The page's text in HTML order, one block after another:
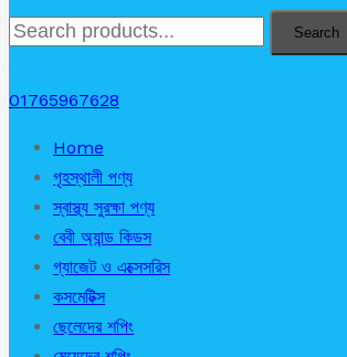
Search
01765967628
Home
গৃহস্থালী পণ্য
স্বাস্থ্য সুরক্ষা পণ্য
বেবী অ্যান্ড কিডস
গ্যাজেট ও এক্সেসরিস
কসমেটিক্স
ছেলেদের শপিং